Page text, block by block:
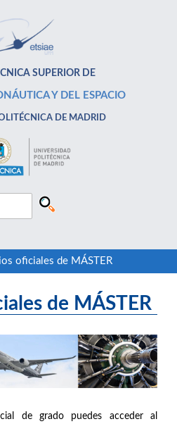
SUPERIOR DE
Y DEL ESPACIO
DE MADRID
oficiales de MÁSTER
de MÁSTER
de grado puedes acceder al